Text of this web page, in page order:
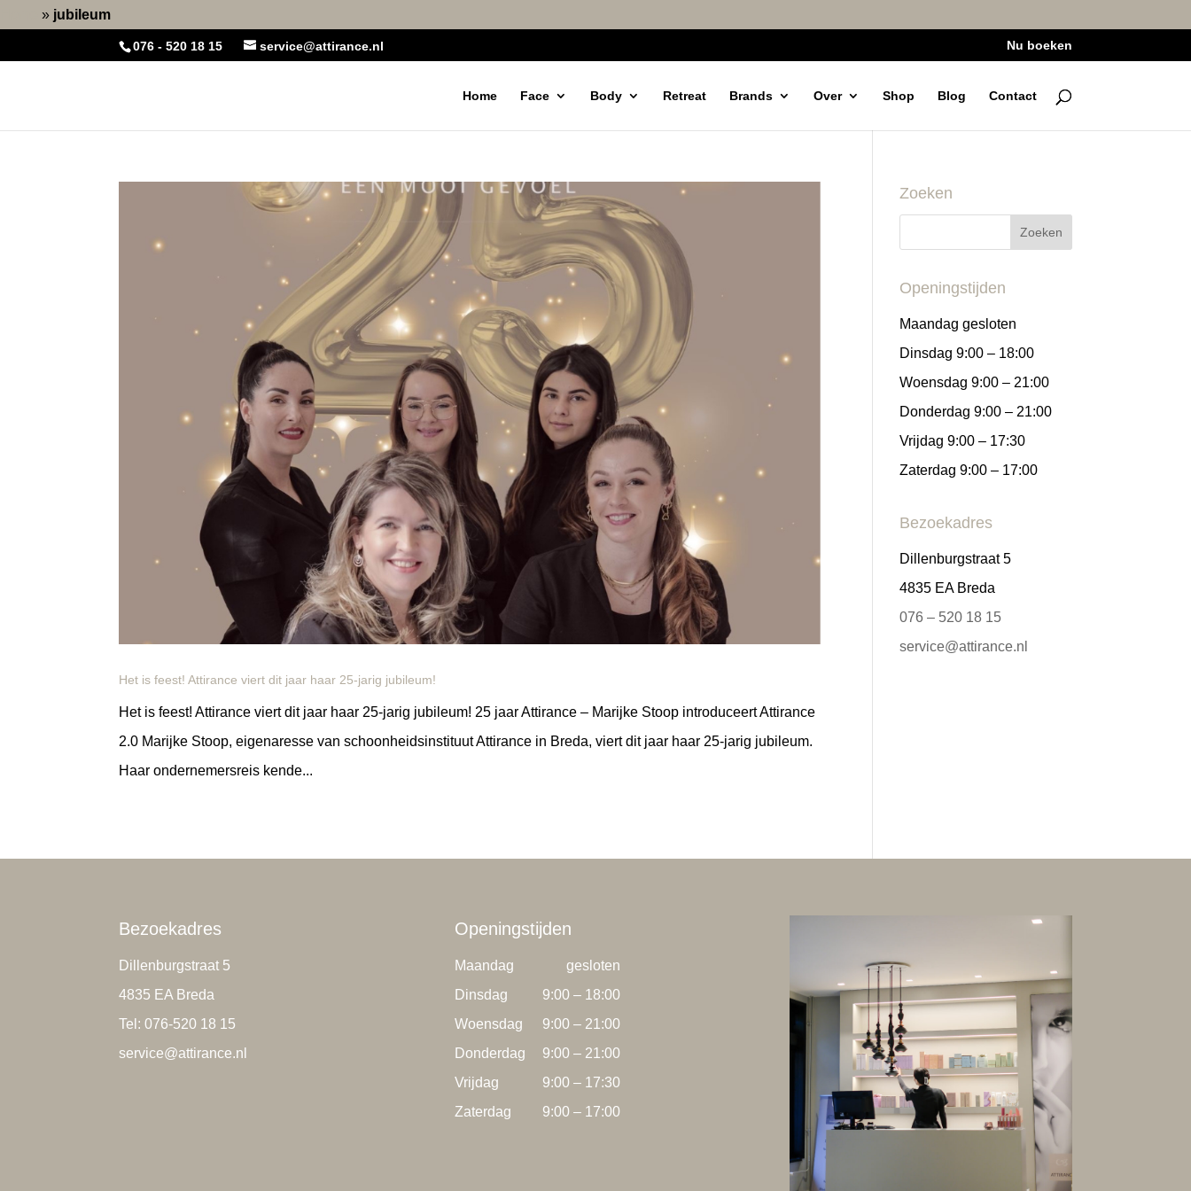
» jubileum
076 - 520 18 15 service@attirance.nl Nu boeken
Home Face Body Retreat Brands Over Shop Blog Contact
Het is feest! Attirance viert dit jaar haar 25-jarig jubileum!
Het is feest! Attirance viert dit jaar haar 25-jarig jubileum! 25 jaar Attirance – Marijke Stoop introduceert Attirance
2.0 Marijke Stoop, eigenaresse van schoonheidsinstituut Attirance in Breda, viert dit jaar haar 25-jarig jubileum.
Haar ondernemersreis kende...
Zoeken
Openingstijden
Maandag gesloten
Dinsdag 9:00 – 18:00
Woensdag 9:00 – 21:00
Donderdag 9:00 – 21:00
Vrijdag 9:00 – 17:30
Zaterdag 9:00 – 17:00
Bezoekadres
Dillenburgstraat 5
4835 EA Breda
076 – 520 18 15
service@attirance.nl
Bezoekadres
Dillenburgstraat 5
4835 EA Breda
Tel: 076-520 18 15
service@attirance.nl
Openingstijden
Maandag
gesloten
Dinsdag
9:00 – 18:00
Woensdag
9:00 – 21:00
Donderdag
9:00 – 21:00
Vrijdag
9:00 – 17:30
Zaterdag
9:00 – 17:00